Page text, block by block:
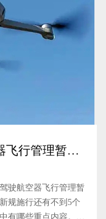
飞行管理暂行
驶航空器飞行管理暂
规施行还有不到5个
有哪些重点内容。无